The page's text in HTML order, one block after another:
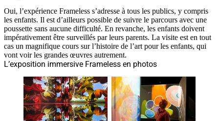
Oui, l’expérience Frameless s’adresse à tous les publics, y compris
les enfants. Il est d’ailleurs possible de suivre le parcours avec une
poussette sans aucune difficulté. En revanche, les enfants doivent
impérativement être surveillés par leurs parents. La visite est en tout
cas un magnifique cours sur l’histoire de l’art pour les enfants, qui
vont voir les grandes œuvres autrement.
L’exposition immersive Frameless en photos